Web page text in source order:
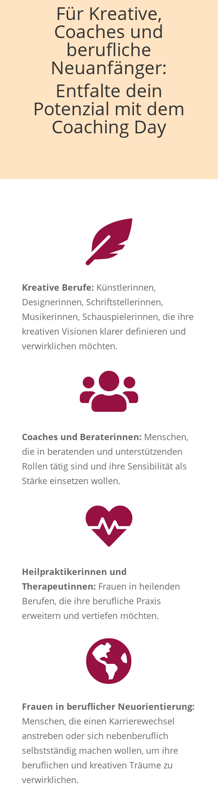
Für Kreative,
Coaches und
berufliche
Neuanfänger:
Entfalte dein
Potenzial mit dem
Coaching Day

Kreative Berufe: Künstlerinnen,
Designerinnen, Schriftstellerinnen,
Musikerinnen, Schauspielerinnen, die ihre
kreativen Visionen klarer definieren und
verwirklichen möchten.

Coaches und Beraterinnen: Menschen,
die in beratenden und unterstützenden
Rollen tätig sind und ihre Sensibilität als
Stärke einsetzen wollen.

Heilpraktikerinnen und
Therapeutinnen: Frauen in heilenden
Berufen, die ihre berufliche Praxis
erweitern und vertiefen möchten.

Frauen in beruflicher Neuorientierung:
Menschen, die einen Karrierewechsel
anstreben oder sich nebenberuflich
selbstständig machen wollen, um ihre
beruflichen und kreativen Träume zu
verwirklichen.